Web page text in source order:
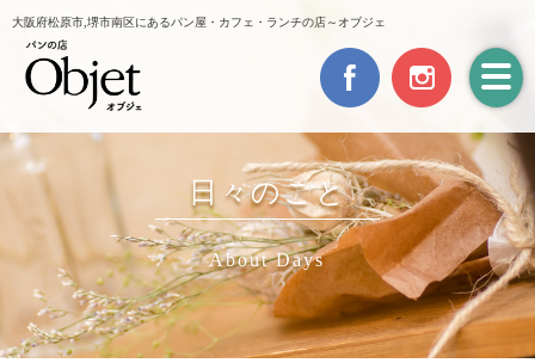
大阪府松原市,堺市南区にあるパン屋・カフェ・ランチの店～オブジェ
日々のこと
About Days